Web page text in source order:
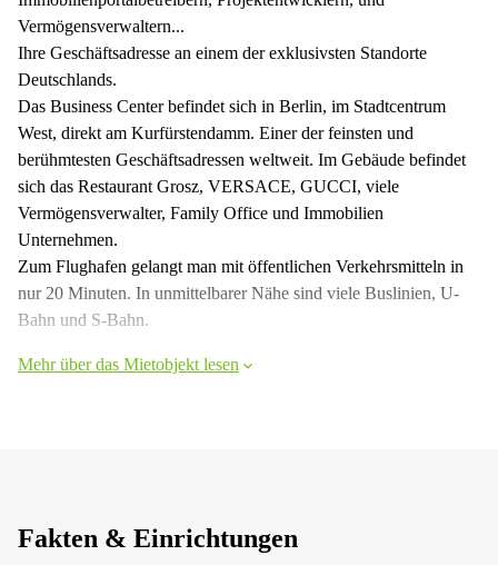
Vermögensverwaltern...
Ihre Geschäftsadresse an einem der exklusivsten Standorte
Deutschlands.
Das Business Center befindet sich in Berlin, im Stadtcentrum
West, direkt am Kurfürstendamm. Einer der feinsten und
berühmtesten Geschäftsadressen weltweit. Im Gebäude befindet
sich das Restaurant Grosz, VERSACE, GUCCI, viele
Vermögensverwalter, Family Office und Immobilien
Unternehmen.
Zum Flughafen gelangt man mit öffentlichen Verkehrsmitteln in
nur 20 Minuten. In unmittelbarer Nähe sind viele Buslinien, U-
Bahn und S-Bahn.
Mehr über das Mietobjekt lesen
Fakten & Einrichtungen